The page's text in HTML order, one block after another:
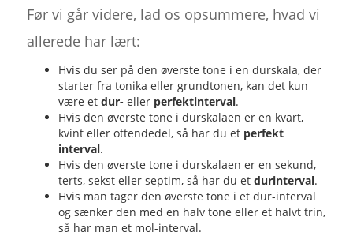
Før vi går videre, lad os opsummere, hvad vi
allerede har lært:
Hvis du ser på den øverste tone i en durskala, der
starter fra tonika eller grundtonen, kan det kun
være et dur- eller perfektinterval.
Hvis den øverste tone i durskalaen er en kvart,
kvint eller ottendedel, så har du et perfekt
interval.
Hvis den øverste tone i durskalaen er en sekund,
terts, sekst eller septim, så har du et durinterval.
Hvis man tager den øverste tone i et dur-interval
og sænker den med en halv tone eller et halvt trin,
så har man et mol-interval.